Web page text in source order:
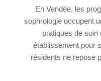
En Vendée, les
sophrologie occupent
pratiques de
établissement pour
résidents ne repose